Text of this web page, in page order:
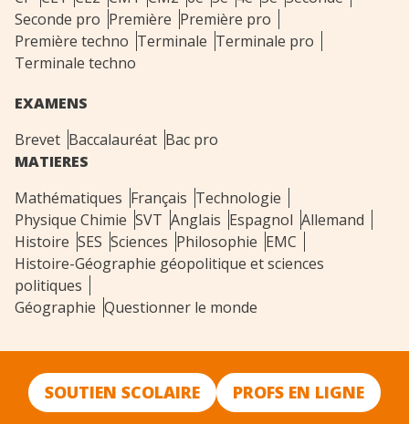
Seconde pro Première Première pro
Première techno Terminale Terminale pro
Terminale techno
EXAMENS
Brevet Baccalauréat Bac pro
MATIERES
Mathématiques Français Technologie
Physique Chimie SVT Anglais Espagnol Allemand
Histoire SES Sciences Philosophie EMC
Histoire-Géographie géopolitique et sciences
politiques
Géographie Questionner le monde
SOUTIEN SCOLAIRE PROFS EN LIGNE